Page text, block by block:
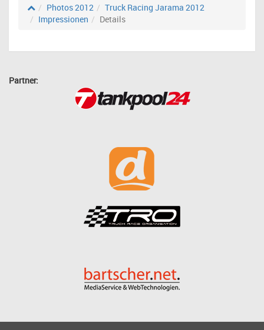
Photos 2012
Truck Racing Jarama 2012
Impressionen
Details
Partner: